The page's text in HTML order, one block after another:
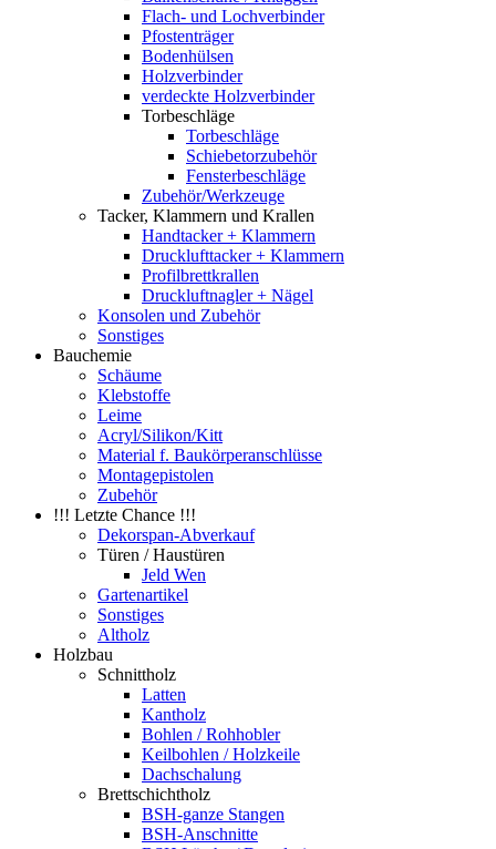
Flach- und Lochverbinder
Pfostenträger
Bodenhülsen
Holzverbinder
verdeckte Holzverbinder
Torbeschläge
Torbeschläge
Schiebetorzubehör
Fensterbeschläge
Zubehör/Werkzeuge
Tacker, Klammern und Krallen
Handtacker + Klammern
Drucklufttacker + Klammern
Profilbrettkrallen
Druckluftnagler + Nägel
Konsolen und Zubehör
Sonstiges
Bauchemie
Schäume
Klebstoffe
Leime
Acryl/Silikon/Kitt
Material f. Baukörperanschlüsse
Montagepistolen
Zubehör
!!! Letzte Chance !!!
Dekorspan-Abverkauf
Türen / Haustüren
Jeld Wen
Gartenartikel
Sonstiges
Altholz
Holzbau
Schnittholz
Latten
Kantholz
Bohlen / Rohhobler
Keilbohlen / Holzkeile
Dachschalung
Brettschichtholz
BSH-ganze Stangen
BSH-Anschnitte